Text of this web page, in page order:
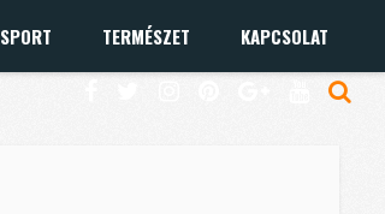
SPORT TERMÉSZET KAPCSOLAT